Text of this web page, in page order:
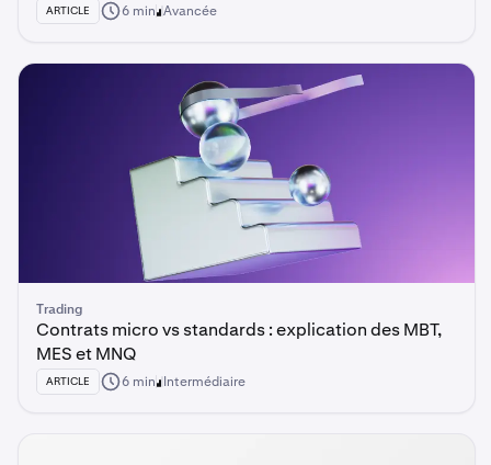
ARTICLE 6 min Avancée
Trading
Contrats micro vs standards : explication des MBT,
MES et MNQ
ARTICLE 6 min Intermédiaire